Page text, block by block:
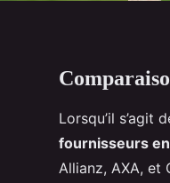
Lorsqu’il s’agit
fournisseurs
Allianz, AXA, et